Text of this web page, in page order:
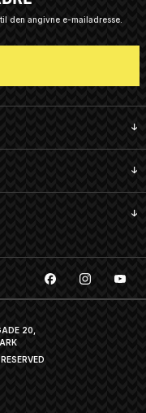
den angivne e-mailadresse.
20,